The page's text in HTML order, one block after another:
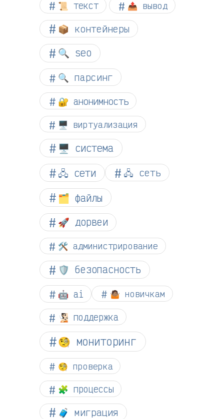
📜 текст 📤 вывод
📦 контейнеры
🔍 seo
🔍 парсинг
🔐 анонимность
🖥️ виртуализация
🖥️ система
🖧 сети
🖧 сеть
🗂️ файлы
🚀 дорвеи
🛠️ администрирование
🛡️ безопасность
🤖 ai 🤷🏽 новичкам
🧏🏻 поддержка
🧐 мониторинг
🧐 проверка
🧩 процессы
🧳 миграция